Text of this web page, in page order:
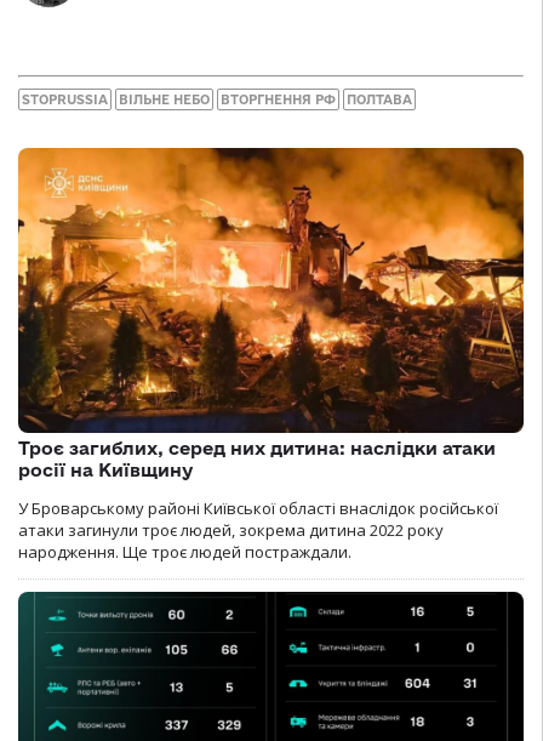
STOPRUSSIA ВІЛЬНЕ НЕБО ВТОРГНЕННЯ РФ ПОЛТАВА
Троє загиблих, серед них дитина: наслідки атаки
росії на Київщину
У Броварському районі Київської області внаслідок російської
атаки загинули троє людей, зокрема дитина 2022 року
народження. Ще троє людей постраждали.